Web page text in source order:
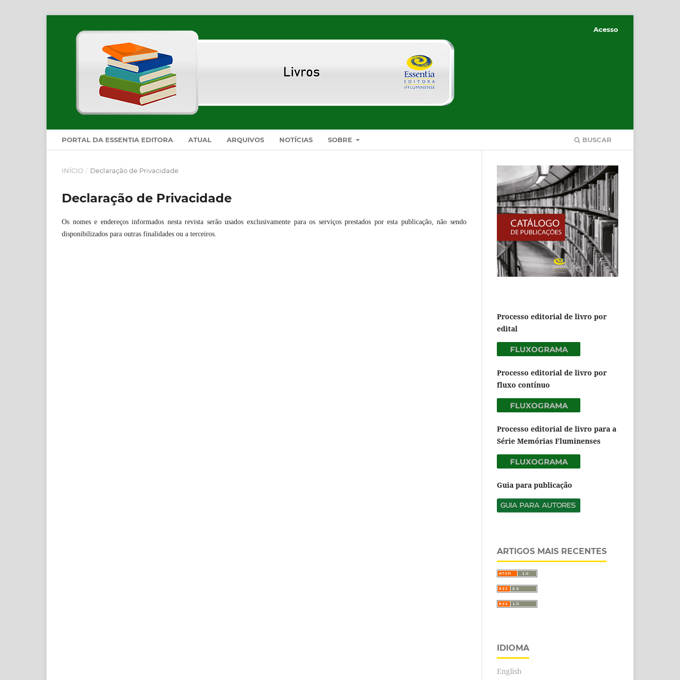
PORTAL DA ESSENTIA EDITORA ATUAL ARQUIVOS NOTÍCIAS SOBRE BUSCAR
Acesso
INÍCIO / Declaração de Privacidade
Declaração de Privacidade
Os nomes e endereços informados nesta revista serão usados exclusivamente para os serviços prestados por esta publicação, não sendo
disponibilizados para outras finalidades ou a terceiros.
Processo editorial de livro por
edital
Processo editorial de livro por
fluxo contínuo
Processo editorial de livro para a
Série Memórias Fluminenses
Guia para publicação
ARTIGOS MAIS RECENTES
IDIOMA
English